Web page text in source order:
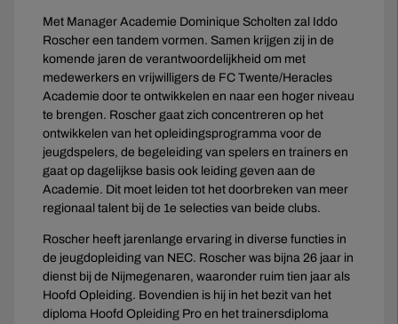
Met Manager Academie Dominique Scholten zal Iddo
Roscher een tandem vormen. Samen krijgen zij in de
komende jaren de verantwoordelijkheid om met
medewerkers en vrijwilligers de FC Twente/Heracles
Academie door te ontwikkelen en naar een hoger niveau
te brengen. Roscher gaat zich concentreren op het
ontwikkelen van het opleidingsprogramma voor de
jeugdspelers, de begeleiding van spelers en trainers en
gaat op dagelijkse basis ook leiding geven aan de
Academie. Dit moet leiden tot het doorbreken van meer
regionaal talent bij de 1e selecties van beide clubs.
Roscher heeft jarenlange ervaring in diverse functies in
de jeugdopleiding van NEC. Roscher was bijna 26 jaar in
dienst bij de Nijmegenaren, waaronder ruim tien jaar als
Hoofd Opleiding. Bovendien is hij in het bezit van het
diploma Hoofd Opleiding Pro en het trainersdiploma